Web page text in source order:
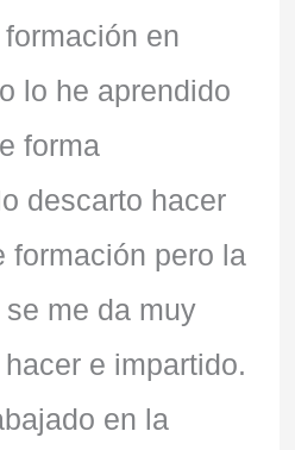
en
lo he aprendido
forma
descarto hacer
formación pero la
me da muy
e impartido.
en la